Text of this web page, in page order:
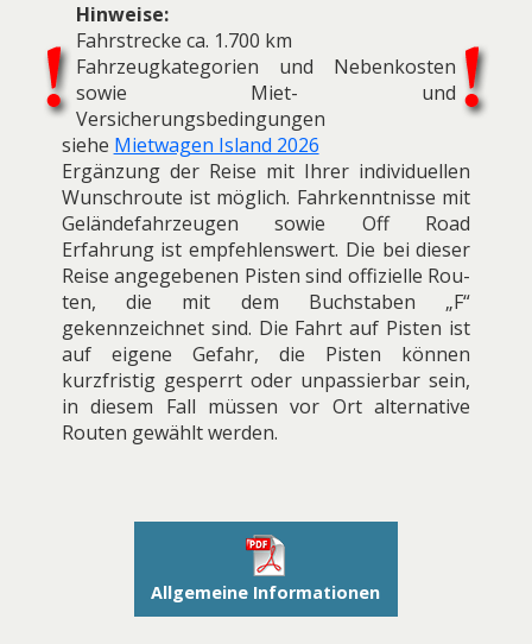
Hinweise:
Fahrstrecke ca. 1.700 km
Fahrzeugkategorien und Nebenkosten
sowie Miet- und
Versicherungsbedingungen
siehe Mietwagen Island 2026
Ergänzung der Reise mit Ihrer individuellen
Wunschroute ist möglich. Fahrkenntnisse mit
Geländefahrzeugen sowie Off Road
Erfahrung ist empfehlenswert. Die bei dieser
Reise angegebenen Pisten sind offizielle Rou­
ten, die mit dem Buchstaben „F“
gekennzeichnet sind. Die Fahrt auf Pisten ist
auf eigene Gefahr, die Pisten können
kurzfristig gesperrt oder unpassierbar sein,
in diesem Fall müssen vor Ort alternative
Routen gewählt werden.
Allgemeine Informationen